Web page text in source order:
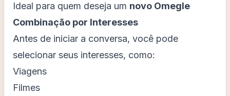
Ideal para quem deseja um novo Omegle
Combinação por Interesses
Antes de iniciar a conversa, você pode
selecionar seus interesses, como:
Viagens
Filmes